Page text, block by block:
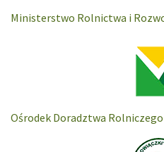
Ministerstwo Rolnictwa i
Ośrodek Doradztwa